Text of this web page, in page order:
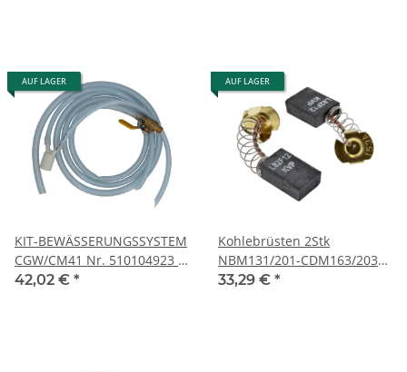
AUF LAGER
KIT-BEWÄSSERUNGSSYSTEM
CGW/CM41 Nr. 510104923 -
NORTON CLIPPER Ersatzteile
42,02 € *
AUF LAGER
Kohlebrüsten 2Stk
NBM131/201-CDM163/203
Nr. 510114110 - NORTON
33,29 € *